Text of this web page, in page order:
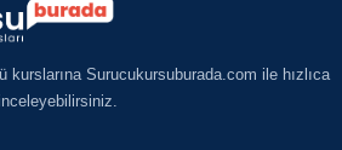
kurslarına Surucukursuburada.com ile hızlıca